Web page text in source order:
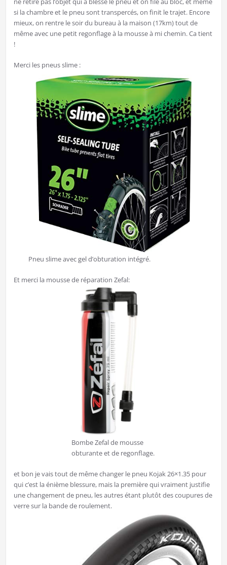
si la chambre et le pneu sont transpercés, on finit le trajet. Encore
mieux, on rentre le soir du bureau à la maison (17km) tout de
même avec une petit regonflage à la mousse à mi chemin. Ca tient
!
Merci les pneus slime :
Pneu slime avec gel d’obturation intégré.
Et merci la mousse de réparation Zefal:
Bombe Zefal de mousse
obturante et de regonflage.
et bon je vais tout de même changer le pneu Kojak 26×1.35 pour
qui c’est la énième blessure, mais la première qui vraiment justifie
une changement de pneu, les autres étant plutôt des coupures de
verre sur la bande de roulement.